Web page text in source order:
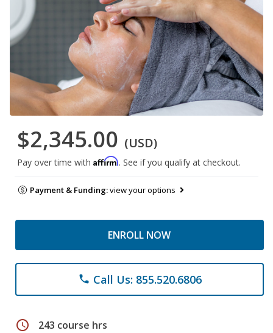
$2,345.00 (USD)
Pay over time with Affirm. See if you qualify at checkout.
Payment & Funding:view your options
ENROLL NOW
phone Call Us: 855.520.6806
schedule 243 course hrs